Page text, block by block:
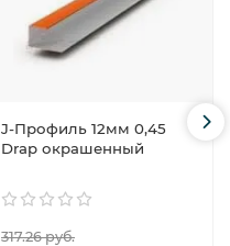
J-Профиль 12мм 0,45
Drap окрашенный
317.26 руб.